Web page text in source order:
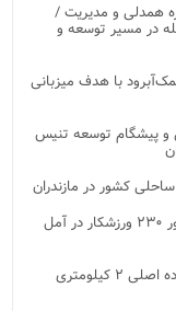
همدلی و مدیریت /
در مسیر توسعه و
با هدف میزبانی
و پیشگام توسعه تنیس
رقابت‌های کشتی آزاد پیشکسوتان کشور با حضور ۲۳۰ ورزشکار در آمل
پایان پروژه نیمه‌تمام ۱۵ ساله پارک و تکمیل جاده اصلی ۲ کیلومتری